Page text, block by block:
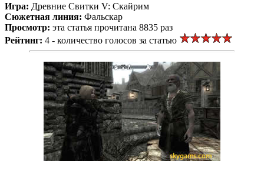
Игра: Древние Свитки V: Скайрим
Сюжетная линия: Фальскар
Просмотр: эта статья прочитана 8835 раз
Рейтинг: 4 - количество голосов за статью